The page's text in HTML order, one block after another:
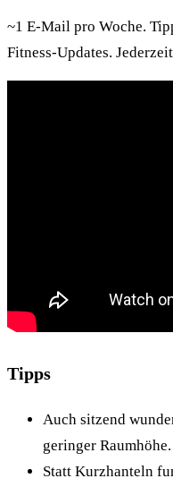
~1 E-Mail pro Woche.
Fitness-Updates.
Tipps
Auch sitzend
geringer Raumhöhe.
Statt Kurzhanteln